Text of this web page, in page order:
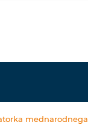
mednarodnega